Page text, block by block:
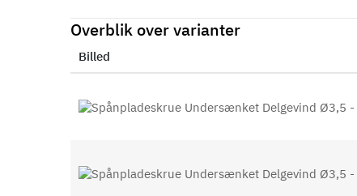
Overblik over varianter
Billed